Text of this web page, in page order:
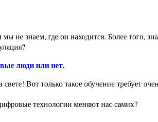
знаем, где он находится. Более того,
люди или нет.
Вот только такое обучение требует
технологии меняют нас самих?